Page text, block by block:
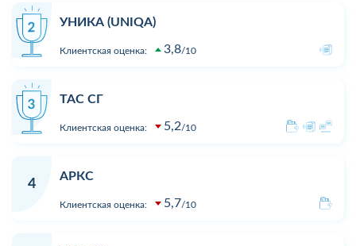
УНИКА (UNIQA)
Клиентская оценка: 3,8 10
ТАС СГ
Клиентская оценка: 5,2 10
4
АРКС
Клиентская оценка: 5,7 10